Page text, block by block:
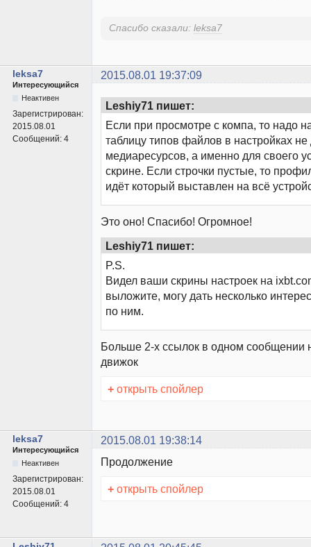
Спасибо сказали: leksa7
leksa7 2015.08.01 19:37:09
Интересующийся
Неактивен
Зарегистрирован:
2015.08.01
Сообщений: 4
Leshiy71 пишет:
Если при просмотре с компа, то надо
таблицу типов файлов в настройках не
медиаресурсов, а именно для своего
скрине. Если строчки пустые, то
идёт который выставлен на всё
Это оно! Спасибо! Огромное!
Leshiy71 пишет:
P.S.
Видел ваши скрины настроек на
выложите, могу дать несколько
по ним.
Больше 2-х ссылок в одном сообщении
движок
+ открыть спойлер
leksa7 2015.08.01 19:38:14
Интересующийся
Неактивен
Зарегистрирован:
2015.08.01
Сообщений: 4
Продолжение
+ открыть спойлер